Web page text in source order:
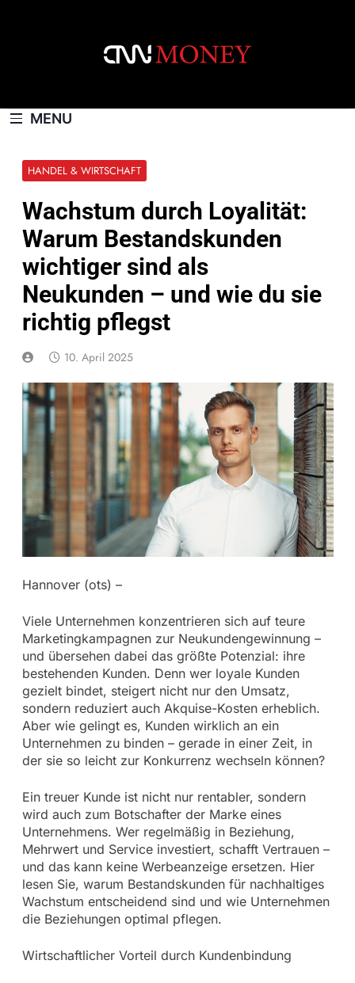
MENU
HANDEL & WIRTSCHAFT
Wachstum durch Loyalität:
Warum Bestandskunden
wichtiger sind als
Neukunden – und wie du sie
richtig pflegst
10. April 2025
Hannover (ots) –
Viele Unternehmen konzentrieren sich auf teure
Marketingkampagnen zur Neukundengewinnung –
und übersehen dabei das größte Potenzial: ihre
bestehenden Kunden. Denn wer loyale Kunden
gezielt bindet, steigert nicht nur den Umsatz,
sondern reduziert auch Akquise-Kosten erheblich.
Aber wie gelingt es, Kunden wirklich an ein
Unternehmen zu binden – gerade in einer Zeit, in
der sie so leicht zur Konkurrenz wechseln können?
Ein treuer Kunde ist nicht nur rentabler, sondern
wird auch zum Botschafter der Marke eines
Unternehmens. Wer regelmäßig in Beziehung,
Mehrwert und Service investiert, schafft Vertrauen –
und das kann keine Werbeanzeige ersetzen. Hier
lesen Sie, warum Bestandskunden für nachhaltiges
Wachstum entscheidend sind und wie Unternehmen
die Beziehungen optimal pflegen.
Wirtschaftlicher Vorteil durch Kundenbindung